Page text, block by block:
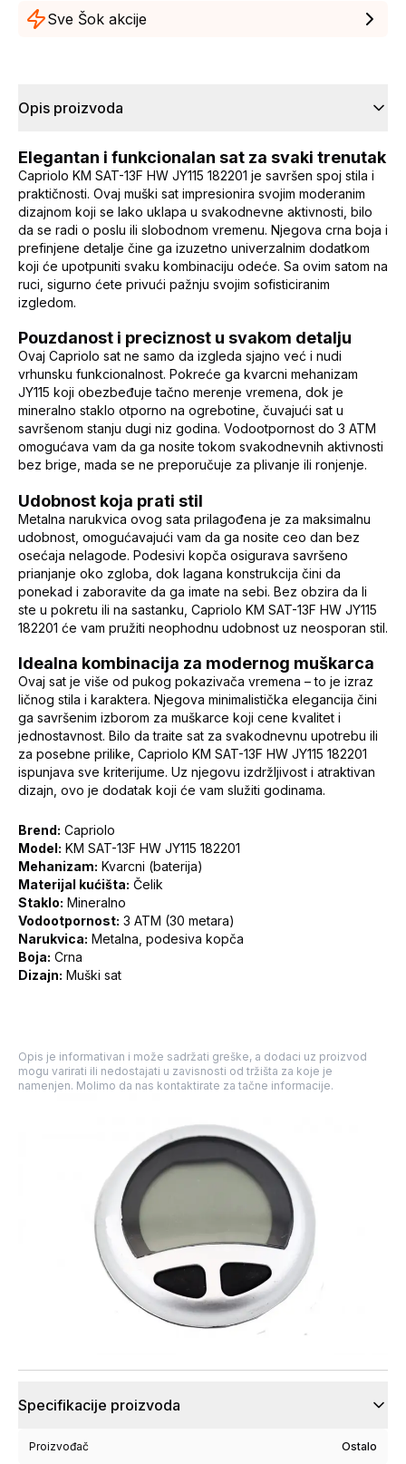
Sve Šok akcije
Opis proizvoda
Elegantan i funkcionalan sat za svaki trenutak
Capriolo KM SAT-13F HW JY115 182201 je savršen spoj stila i
praktičnosti. Ovaj muški sat impresionira svojim moderanim
dizajnom koji se lako uklapa u svakodnevne aktivnosti, bilo
da se radi o poslu ili slobodnom vremenu. Njegova crna boja i
prefinjene detalje čine ga izuzetno univerzalnim dodatkom
koji će upotpuniti svaku kombinaciju odeće. Sa ovim satom na
ruci, sigurno ćete privući pažnju svojim sofisticiranim
izgledom.
Pouzdanost i preciznost u svakom detalju
Ovaj Capriolo sat ne samo da izgleda sjajno već i nudi
vrhunsku funkcionalnost. Pokreće ga kvarcni mehanizam
JY115 koji obezbeđuje tačno merenje vremena, dok je
mineralno staklo otporno na ogrebotine, čuvajući sat u
savršenom stanju dugi niz godina. Vodootpornost do 3 ATM
omogućava vam da ga nosite tokom svakodnevnih aktivnosti
bez brige, mada se ne preporučuje za plivanje ili ronjenje.
Udobnost koja prati stil
Metalna narukvica ovog sata prilagođena je za maksimalnu
udobnost, omogućavajući vam da ga nosite ceo dan bez
osećaja nelagode. Podesivi kopča osigurava savršeno
prianjanje oko zgloba, dok lagana konstrukcija čini da
ponekad i zaboravite da ga imate na sebi. Bez obzira da li
ste u pokretu ili na sastanku, Capriolo KM SAT-13F HW JY115
182201 će vam pružiti neophodnu udobnost uz neosporan stil.
Idealna kombinacija za modernog muškarca
Ovaj sat je više od pukog pokazivača vremena – to je izraz
ličnog stila i karaktera. Njegova minimalistička elegancija čini
ga savršenim izborom za muškarce koji cene kvalitet i
jednostavnost. Bilo da traite sat za svakodnevnu upotrebu ili
za posebne prilike, Capriolo KM SAT-13F HW JY115 182201
ispunjava sve kriterijume. Uz njegovu izdržljivost i atraktivan
dizajn, ovo je dodatak koji će vam služiti godinama.
Brend: Capriolo
Model: KM SAT-13F HW JY115 182201
Mehanizam: Kvarcni (baterija)
Materijal kućišta: Čelik
Staklo: Mineralno
Vodootpornost: 3 ATM (30 metara)
Narukvica: Metalna, podesiva kopča
Boja: Crna
Dizajn: Muški sat
Opis je informativan i može sadržati greške, a dodaci uz proizvod
mogu varirati ili nedostajati u zavisnosti od tržišta za koje je
namenjen. Molimo da nas kontaktirate za tačne informacije.
Specifikacije proizvoda
Proizvođač Ostalo